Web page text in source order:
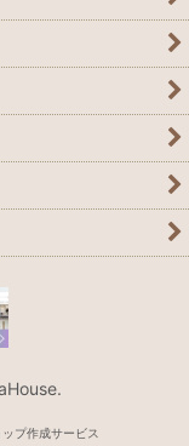
プ作成サービス